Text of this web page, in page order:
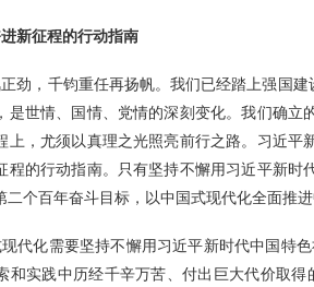
新征程的行动指南
劲，千钧重任再扬帆。我们已经踏上强国
是世情、国情、党情的深刻变化。我们确
上，尤须以真理之光照亮前行之路。习近
程的行动指南。只有坚持不懈用习近平新
二个百年奋斗目标，以中国式现代化全面推
代化需要坚持不懈用习近平新时代中国特
和实践中历经千辛万苦、付出巨大代价取